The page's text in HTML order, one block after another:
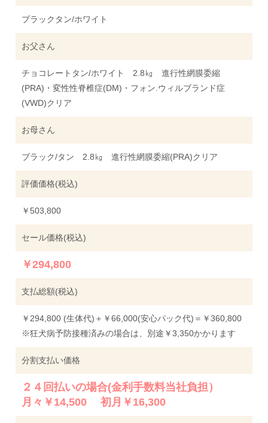
ブラックタン/ホワイト
お父さん
チョコレートタン/ホワイト 2.8㎏ 進行性網膜委縮
(PRA)・変性性脊椎症(DM)・フォン.ウィルブランド症
(VWD)クリア
お母さん
ブラック/タン 2.8㎏ 進行性網膜委縮(PRA)クリア
評価価格(税込)
￥503,800
セール価格(税込)
￥294,800
支払総額(税込)
￥294,800 (生体代)＋￥66,000(安心パック代)＝￥360,800
※狂犬病予防接種済みの場合は、別途￥3,350かかります
分割支払い価格
２４回払いの場合(金利手数料当社負担）
月々￥14,500 初月￥16,300